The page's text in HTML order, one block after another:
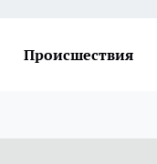
Происшествия